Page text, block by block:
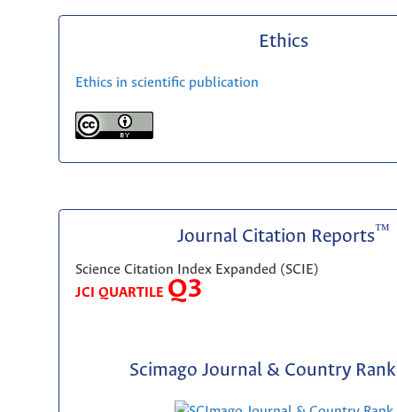
Ethics
Ethics in scientific publication
Journal Citation Reports™
Science Citation Index Expanded (SCIE)
JCI QUARTILE Q3
Scimago Journal & Country Rank